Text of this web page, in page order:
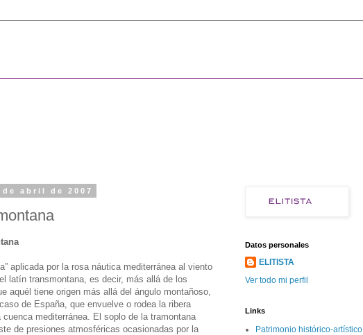
abril de 2007
aplicada por la rosa náutica mediterránea al viento
latín transmontana, es decir, más allá de los
aquél tiene origen más allá del ángulo montañoso,
de España, que envuelve o rodea la ribera
cuenca mediterránea. El soplo de la tramontana
de presiones atmosféricas ocasionadas por la
Datos personales
ELITISTA
Ver todo mi perfil
Links
Patrimonio histórico-artístico